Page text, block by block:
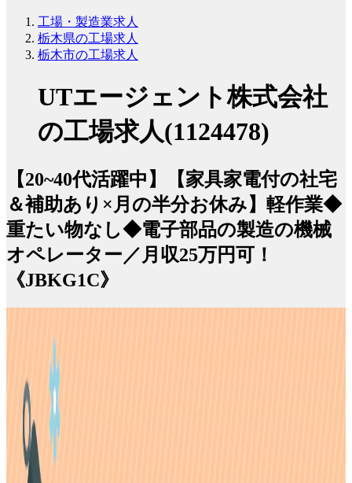
工場・製造業求人
栃木県の工場求人
栃木市の工場求人
UTエージェント株式会社
の工場求人(1124478)
【20~40代活躍中】【家具家電付の社宅
＆補助あり×月の半分お休み】軽作業◆
重たい物なし◆電子部品の製造の機械
オペレーター／月収25万円可！
《JBKG1C》